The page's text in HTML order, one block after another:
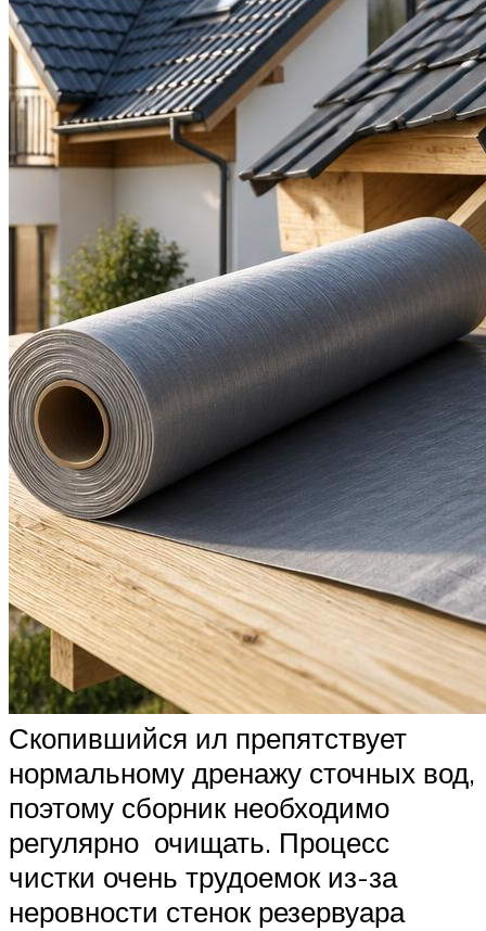
Скопившийся ил препятствует
нормальному дренажу сточных вод,
поэтому сборник необходимо
регулярно очищать. Процесс
чистки очень трудоемок из-за
неровности стенок резервуара